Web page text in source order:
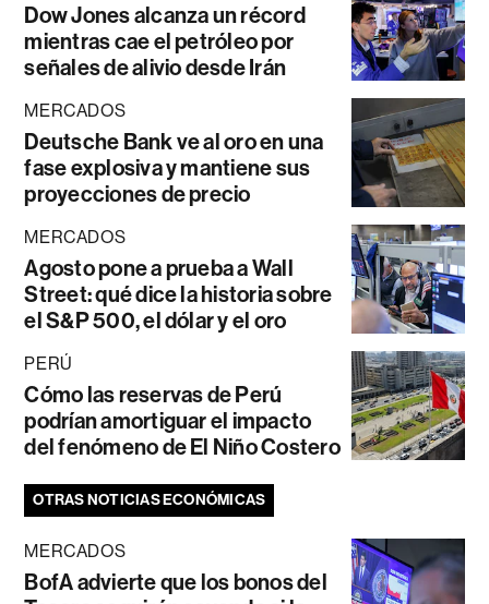
Dow Jones alcanza un récord
mientras cae el petróleo por
señales de alivio desde Irán
MERCADOS
Deutsche Bank ve al oro en una
fase explosiva y mantiene sus
proyecciones de precio
MERCADOS
Agosto pone a prueba a Wall
Street: qué dice la historia sobre
el S&P 500, el dólar y el oro
PERÚ
Cómo las reservas de Perú
podrían amortiguar el impacto
del fenómeno de El Niño Costero
OTRAS NOTICIAS ECONÓMICAS
MERCADOS
BofA advierte que los bonos del